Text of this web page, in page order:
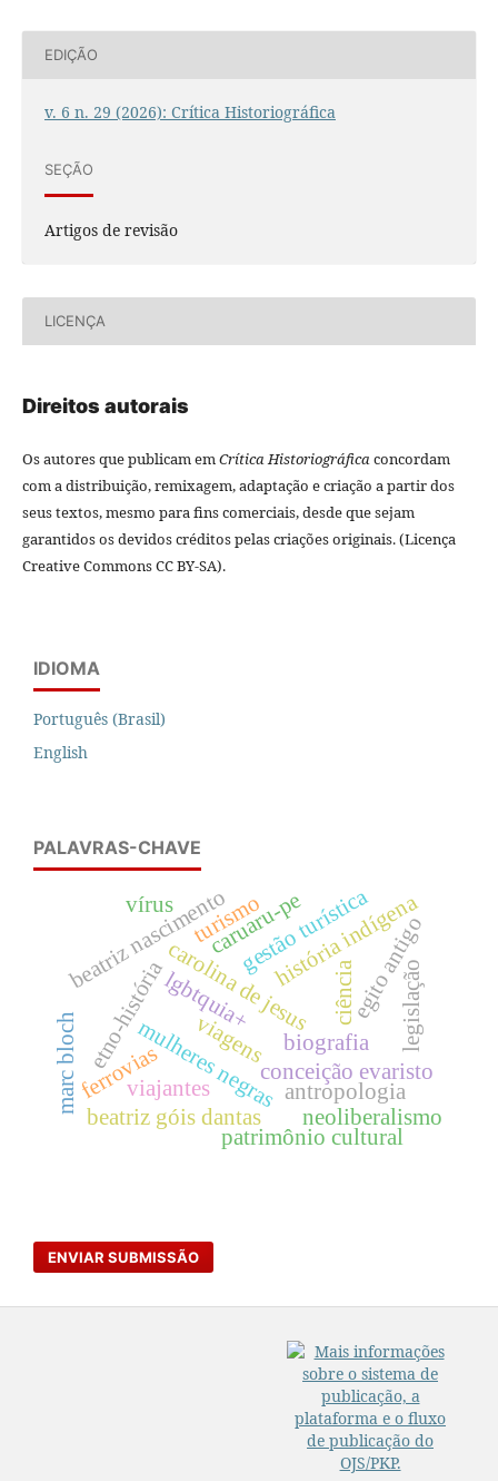
EDIÇÃO
v. 6 n. 29 (2026): Crítica Historiográfica
SEÇÃO
Artigos de revisão
LICENÇA
Direitos autorais
Os autores que publicam emCrítica Historiográficaconcordam
com a distribuição, remixagem, adaptação e criação a partir dos
seus textos, mesmo para fins comerciais, desde que sejam
garantidos os devidos créditos pelas criações originais. (Licença
Creative Commons CC BY-SA).
IDIOMA
Português (Brasil)
English
PALAVRAS-CHAVE
mulheres negrasbiografia
carolina de jesus
conceição evaristo
beatriz nascimento
beatriz góis dantas
antropologia
história indígena
patrimônio cultural
etno-história
ferrovias
gestão turística
lgbtquia+
caruaru-pe
viagens
viajantes
egito antigo
turismo
legislação
neoliberalismo
ciência
vírus
marc bloch
ENVIAR SUBMISSÃO